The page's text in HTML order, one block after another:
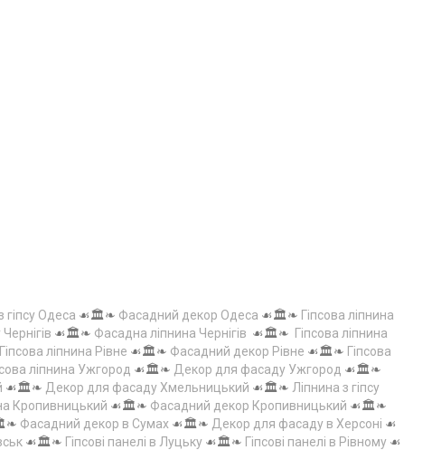
гіпсу Одеса ☙🏛️❧ Фасадний декор Одеса ☙🏛️❧ Гіпсова ліпнина
☙🏛️❧ Фасадна ліпнина Чернігів ☙🏛️❧ Гіпсова ліпнина
Гіпсова ліпнина Рівне ☙🏛️❧ Фасадний декор Рівне ☙🏛️❧ Гіпсова
ліпнина Ужгород ☙🏛️❧ Декор для фасаду Ужгород ☙🏛️❧
☙🏛️❧ Декор для фасаду Хмельницький ☙🏛️❧ Ліпнина з гіпсу
Кропивницький ☙🏛️❧ Фасадний декор Кропивницький ☙🏛️❧
Фасадний декор в Сумах ☙🏛️❧ Декор для фасаду в Херсоні ☙
☙🏛️❧ Гіпсові панелі в Луцьку ☙🏛️❧ Гіпсові панелі в Рівному ☙